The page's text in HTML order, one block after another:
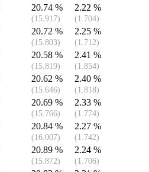
20.74 %
(15.917)
2.22 %
(1.704)
20.72 %
(15.803)
2.25 %
(1.712)
20.58 %
(15.819)
2.41 %
(1.854)
20.62 %
(15.646)
2.40 %
(1.818)
20.69 %
(15.766)
2.33 %
(1.774)
20.84 %
(16.007)
2.27 %
(1.742)
20.89 %
(15.872)
2.24 %
(1.706)